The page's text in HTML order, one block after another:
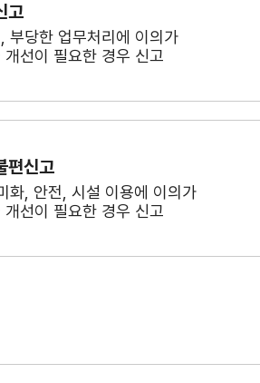
고
부당한 업무처리에 이의가
개선이 필요한 경우 신고
편신고
화, 안전, 시설 이용에 이의가
개선이 필요한 경우 신고